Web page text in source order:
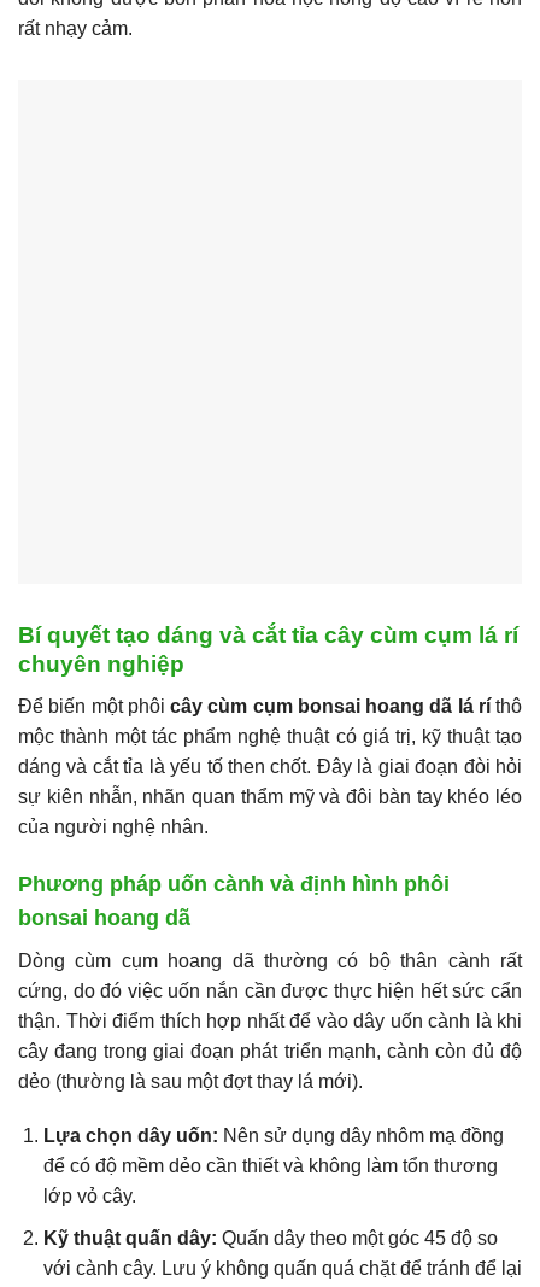
rất nhạy cảm.
Bí quyết tạo dáng và cắt tỉa cây cùm cụm lá rí
chuyên nghiệp
Để biến một phôi cây cùm cụm bonsai hoang dã lá ríthô
mộc thành một tác phẩm nghệ thuật có giá trị, kỹ thuật tạo
dáng và cắt tỉa là yếu tố then chốt. Đây là giai đoạn đòi hỏi
sự kiên nhẫn, nhãn quan thẩm mỹ và đôi bàn tay khéo léo
của người nghệ nhân.
Phương pháp uốn cành và định hình phôi
bonsai hoang dã
Dòng cùm cụm hoang dã thường có bộ thân cành rất
cứng, do đó việc uốn nắn cần được thực hiện hết sức cẩn
thận. Thời điểm thích hợp nhất để vào dây uốn cành là khi
cây đang trong giai đoạn phát triển mạnh, cành còn đủ độ
dẻo (thường là sau một đợt thay lá mới).
Lựa chọn dây uốn: Nên sử dụng dây nhôm mạ đồng
để có độ mềm dẻo cần thiết và không làm tổn thương
lớp vỏ cây.
Kỹ thuật quấn dây: Quấn dây theo một góc 45 độ so
với cành cây. Lưu ý không quấn quá chặt để tránh để lại